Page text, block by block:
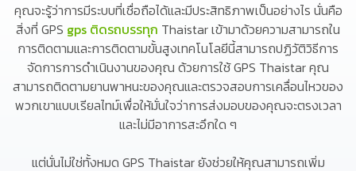
gps thaistarหากคุณอยู่ในอุตสาหกรรมการส่งมอบและโลจิสติกส์
คุณจะรู้ว่าการมีระบบที่เชื่อถือได้และมีประสิทธิภาพเป็นอย่างไร นั่นคือ
สิ่งที่ GPSgps ติดรถบรรทุกThaistar เข้ามาด้วยความสามารถใน
การติดตามและการติดตามขั้นสูงเทคโนโลยีนี้สามารถปฏิวัติวิธีการ
จัดการการดำเนินงานของคุณ ด้วยการใช้ GPS Thaistar คุณ
สามารถติดตามยานพาหนะของคุณและตรวจสอบการเคลื่อนไหวของ
พวกเขาแบบเรียลไทม์เพื่อให้มั่นใจว่าการส่งมอบของคุณจะตรงเวลา